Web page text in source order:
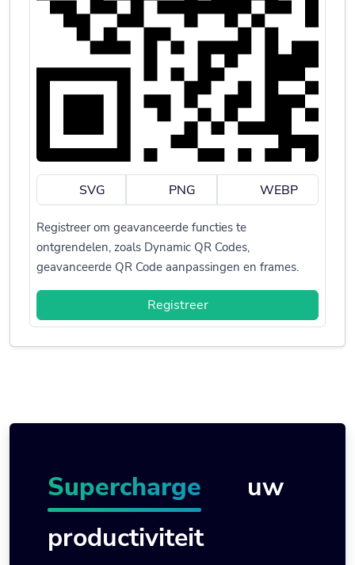
SVG PNG WEBP
Registreer om geavanceerde functies te
ontgrendelen, zoals Dynamic QR Codes,
geavanceerde QR Code aanpassingen en frames.
Registreer
Supercharge
uw
productiviteit